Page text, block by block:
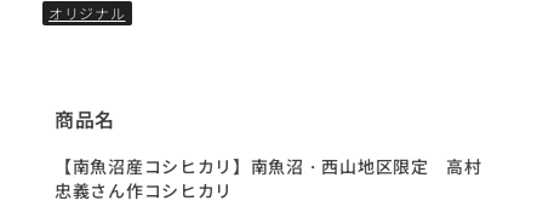
オリジナル
商品名
【南魚沼産コシヒカリ】南魚沼・西山地区限定 高村
忠義さん作コシヒカリ